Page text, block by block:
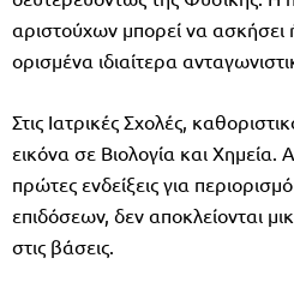
αριστούχων μπορεί να ασκήσει
ορισμένα ιδιαίτερα
Στις Ιατρικές Σχολές,
εικόνα σε Βιολογία και Χημεία.
πρώτες ενδείξεις για
επιδόσεων, δεν αποκλείονται
στις βάσεις.